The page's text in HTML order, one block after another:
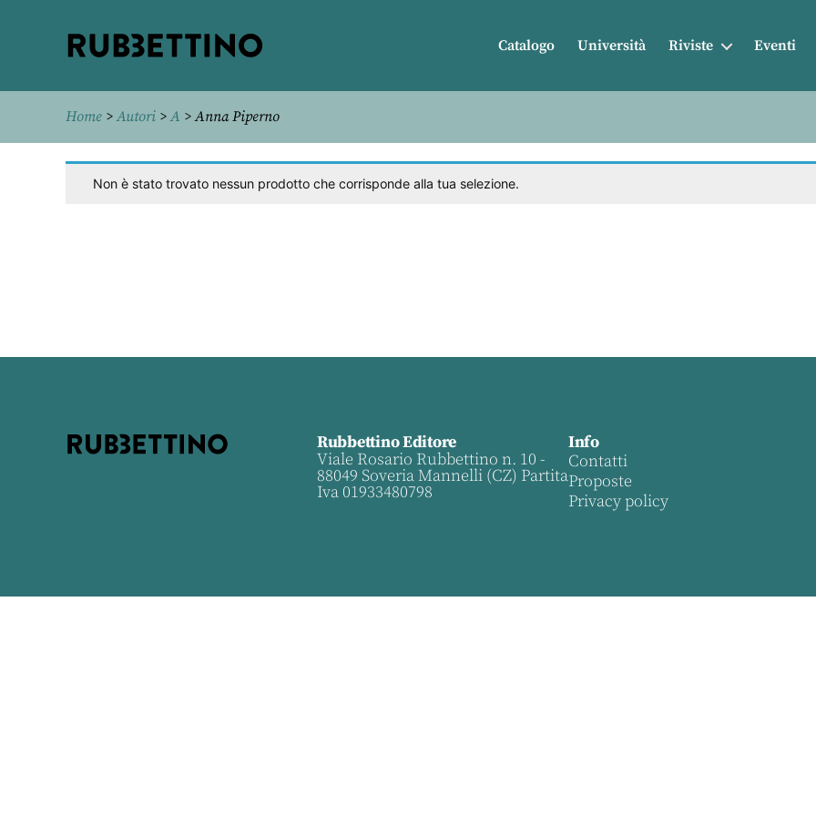
Catalogo Università Riviste Eventi
Home >Autori >A > Anna Piperno
Non è stato trovato nessun prodotto che corrisponde alla tua selezione.
Rubbettino Editore
Viale Rosario Rubbettino n. 10 -
88049 Soveria Mannelli (CZ) Partita
Iva 01933480798
Info
Contatti
Proposte
Privacy policy